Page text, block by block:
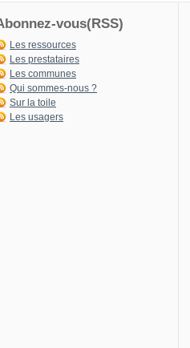
vous(RSS)
Les ressources
Les prestataires
Les communes
Qui sommes-nous ?
Sur la toile
Les usagers